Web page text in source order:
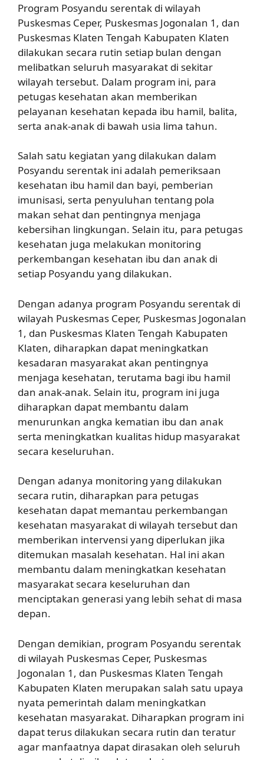
Program Posyandu serentak di wilayah
Puskesmas Ceper, Puskesmas Jogonalan 1, dan
Puskesmas Klaten Tengah Kabupaten Klaten
dilakukan secara rutin setiap bulan dengan
melibatkan seluruh masyarakat di sekitar
wilayah tersebut. Dalam program ini, para
petugas kesehatan akan memberikan
pelayanan kesehatan kepada ibu hamil, balita,
serta anak-anak di bawah usia lima tahun.
Salah satu kegiatan yang dilakukan dalam
Posyandu serentak ini adalah pemeriksaan
kesehatan ibu hamil dan bayi, pemberian
imunisasi, serta penyuluhan tentang pola
makan sehat dan pentingnya menjaga
kebersihan lingkungan. Selain itu, para petugas
kesehatan juga melakukan monitoring
perkembangan kesehatan ibu dan anak di
setiap Posyandu yang dilakukan.
Dengan adanya program Posyandu serentak di
wilayah Puskesmas Ceper, Puskesmas Jogonalan
1, dan Puskesmas Klaten Tengah Kabupaten
Klaten, diharapkan dapat meningkatkan
kesadaran masyarakat akan pentingnya
menjaga kesehatan, terutama bagi ibu hamil
dan anak-anak. Selain itu, program ini juga
diharapkan dapat membantu dalam
menurunkan angka kematian ibu dan anak
serta meningkatkan kualitas hidup masyarakat
secara keseluruhan.
Dengan adanya monitoring yang dilakukan
secara rutin, diharapkan para petugas
kesehatan dapat memantau perkembangan
kesehatan masyarakat di wilayah tersebut dan
memberikan intervensi yang diperlukan jika
ditemukan masalah kesehatan. Hal ini akan
membantu dalam meningkatkan kesehatan
masyarakat secara keseluruhan dan
menciptakan generasi yang lebih sehat di masa
depan.
Dengan demikian, program Posyandu serentak
di wilayah Puskesmas Ceper, Puskesmas
Jogonalan 1, dan Puskesmas Klaten Tengah
Kabupaten Klaten merupakan salah satu upaya
nyata pemerintah dalam meningkatkan
kesehatan masyarakat. Diharapkan program ini
dapat terus dilakukan secara rutin dan teratur
agar manfaatnya dapat dirasakan oleh seluruh